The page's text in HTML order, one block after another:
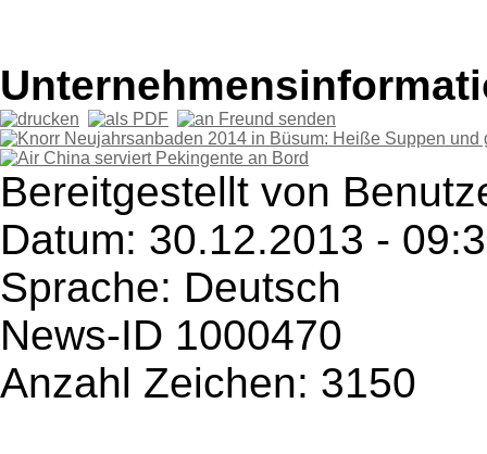
Bereitgestellt von
Datum: 30.12.2013 -
Sprache: Deutsch
News-ID 1000470
Anzahl Zeichen: 3150